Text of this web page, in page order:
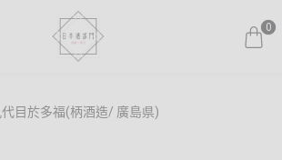
0
代目於多福(柄酒造/ 廣島県)